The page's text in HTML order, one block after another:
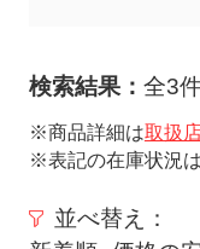
検索結果： 全3
※商品詳細は取扱
※表記の在庫状況
並べ替え：